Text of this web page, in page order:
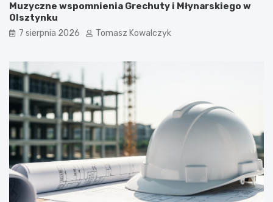
Muzyczne wspomnienia Grechuty i Młynarskiego w
Olsztynku
7 sierpnia 2026 Tomasz Kowalczyk